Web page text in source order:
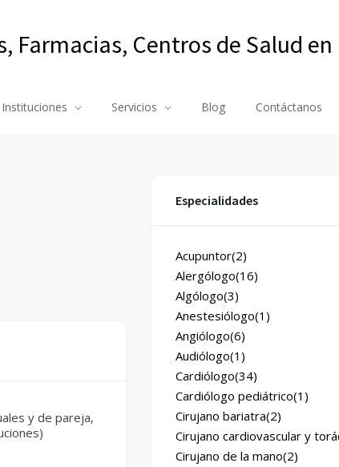
Farmacias, Centros de Salud
Instituciones Servicios Blog Contáctanos
y de pareja,
Especialidades
Acupuntor(2)
Alergólogo(16)
Algólogo(3)
Anestesiólogo(1)
Angiólogo(6)
Audiólogo(1)
Cardiólogo(34)
Cardiólogo pediátrico(1)
Cirujano bariatra(2)
Cirujano cardiovascular y
Cirujano de la mano(2)